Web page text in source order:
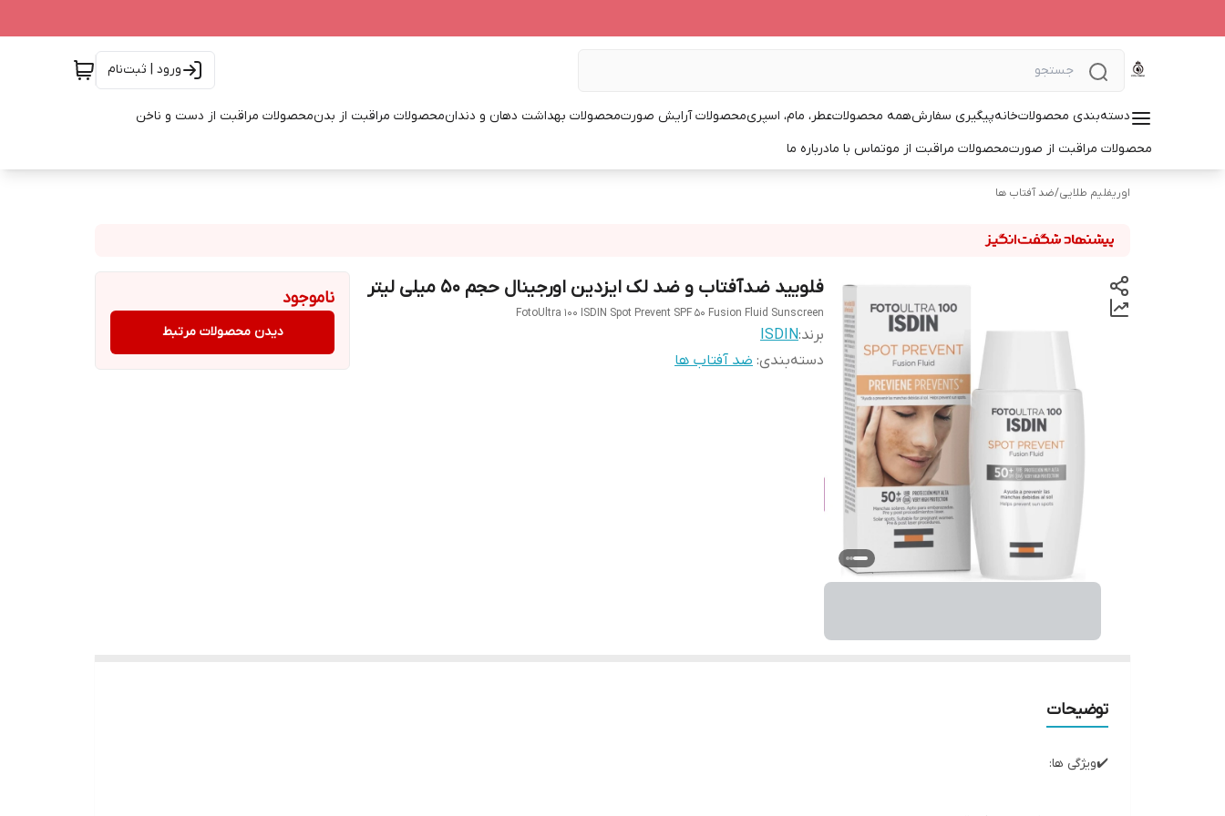
ورود | ثبت‌نام
دسته‌بندی محصولاتخانهپیگیری سفارشهمه محصولاتعطر، مام، اسپریمحصولات آرایش صورتمحصولات بهداشت دهان و دندانمحصولات مراقبت از بدنمحصولات مراقبت از دست و ناخن
محصولات مراقبت از صورتمحصولات مراقبت از موتماس با مادرباره ما
اوریفلیم طلایی/ضد آفتاب ها
فلویید ضدآفتاب و ضد لک ایزدین اورجینال حجم 50 میلی لیتر
FotoUltra 100 ISDIN Spot Prevent SPF 50 Fusion Fluid Sunscreen
برند:ISDIN
دسته‌بندی: ضد آفتاب ها
ناموجود
دیدن محصولات مرتبط
توضیحات
✔️ویژگی ها: